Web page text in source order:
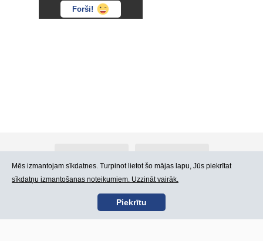
Forši!
Kontakti Lietošanas noteikumi
Mēs izmantojam sīkdatnes. Turpinot lietot šo mājas lapu, Jūs piekrītat
sīkdatņu izmantošanas noteikumiem. Uzzināt vairāk.
Piekrītu